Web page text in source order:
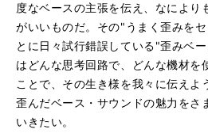
度なベースの主張を伝え、なにより
がいいものだ。その"うまく歪みを
とに日々試行錯誤している"歪みベ
はどんな思考回路で、どんな機材を
ことで、その生き様を我々に伝えよ
歪んだベース・サウンドの魅力をさ
いきたい。